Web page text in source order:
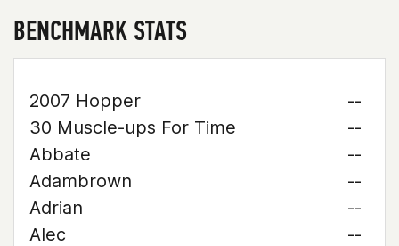
BENCHMARK STATS
2007 Hopper
--
30 Muscle-ups For Time
--
Abbate
--
Adambrown
--
Adrian
--
Alec
--